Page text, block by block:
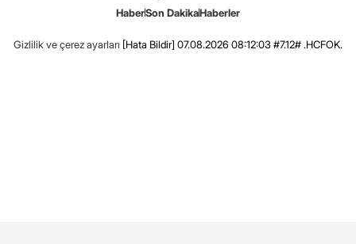
HaberSon DakikaHaberler
Gizlilik ve çerez ayarları [Hata Bildir] 07.08.2026 08:12:03 #7.12# .HCFOK.